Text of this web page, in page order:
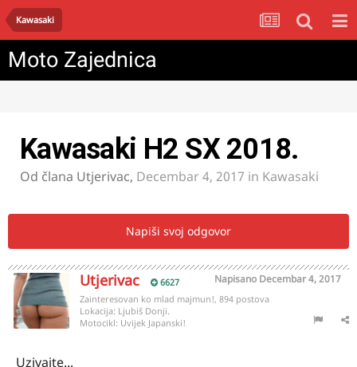
Kawasaki
Moto Zajednica
Kawasaki H2 SX 2018.
Od člana Utjerivac, Decembar 4, 2017 in Kawasaki
Napiši svoj odgovor
Utjerivac 6627 Napisano Decembar 4, 2017
Zainteresovan ko mlad majmun!, 894 postova
Lokacija: Ljubiš Donji.
Motocikl: Uvijek Japanski!
Uzivajte...